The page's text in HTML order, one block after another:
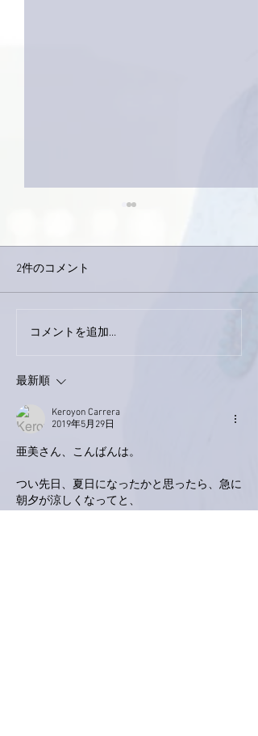
おかげさまで痛みは少し
た。
2件のコメント
コメントを追加…
最新順
Keroyon Carrera
2019年5月29日
亜美さん、こんばんは。
つい先日、夏日になったかと思ったら、急に
朝夕が涼しくなってと、